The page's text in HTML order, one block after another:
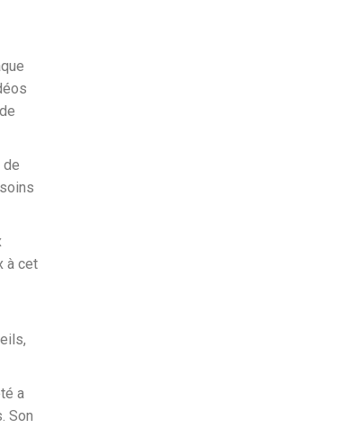
de
à cet
a
Son